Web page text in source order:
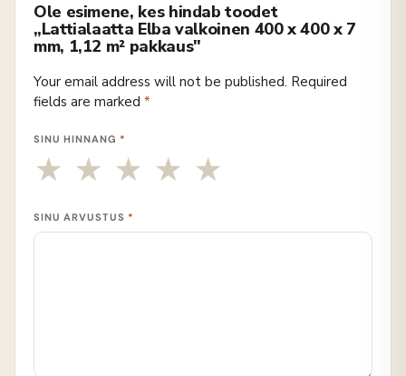
Ole esimene, kes hindab toodet
„Lattialaatta Elba valkoinen 400 x 400 x 7
mm, 1,12 m² pakkaus"
Your email address will not be published. Required
fields are marked *
SINU HINNANG *
SINU ARVUSTUS *